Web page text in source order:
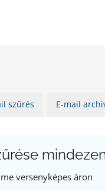
szűrés E-mail
versenyképes áron